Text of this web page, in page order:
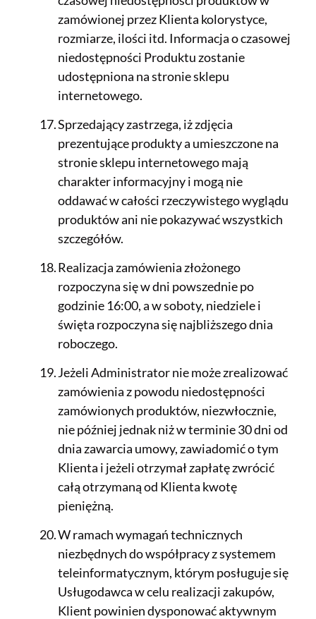
zamówionej przez Klienta kolorystyce,
rozmiarze, ilości itd. Informacja o czasowej
niedostępności Produktu zostanie
udostępniona na stronie sklepu
internetowego.
Sprzedający zastrzega, iż zdjęcia
prezentujące produkty a umieszczone na
stronie sklepu internetowego mają
charakter informacyjny i mogą nie
oddawać w całości rzeczywistego wyglądu
produktów ani nie pokazywać wszystkich
szczegółów.
Realizacja zamówienia złożonego
rozpoczyna się w dni powszednie po
godzinie 16:00, a w soboty, niedziele i
święta rozpoczyna się najbliższego dnia
roboczego.
Jeżeli Administrator nie może zrealizować
zamówienia z powodu niedostępności
zamówionych produktów, niezwłocznie,
nie później jednak niż w terminie 30 dni od
dnia zawarcia umowy, zawiadomić o tym
Klienta i jeżeli otrzymał zapłatę zwrócić
całą otrzymaną od Klienta kwotę
pieniężną.
W ramach wymagań technicznych
niezbędnych do współpracy z systemem
teleinformatycznym, którym posługuje się
Usługodawca w celu realizacji zakupów,
Klient powinien dysponować aktywnym